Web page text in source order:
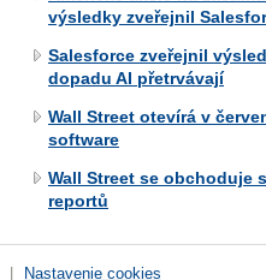
výsledky zveřejnil
Salesforce zveřejnil
dopadu AI přetrvávají
Wall Street otevírá v
software
Wall Street se obchoduje
reportů
Nastavenie cookies